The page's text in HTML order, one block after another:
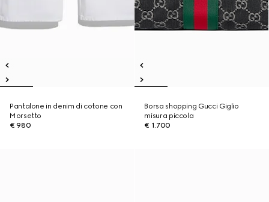
Pantalone in denim di cotone con
Morsetto
€ 980
Borsa shopping Gucci Giglio
misura piccola
€ 1.700